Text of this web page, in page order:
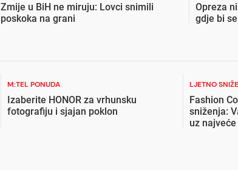
Zmije u BiH ne miruju: Lovci snimili
poskoka na grani
Opreza
gdje bi
M:TEL PONUDA
Izaberite HONOR za vrhunsku
fotografiju i sjajan poklon
LJETNO
Fashion
sniženja:
uz